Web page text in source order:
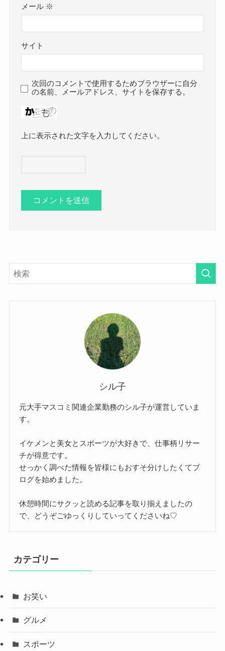
メール ※
サイト
次回のコメントで使用するためブラウザーに自分
の名前、メールアドレス、サイトを保存する。
上に表示された文字を入力してください。
シル子
元大手マスコミ関連企業勤務のシル子が運営していま
す。
イケメンと美女とスポーツが大好きで、仕事柄リサー
チが得意です。
せっかく調べた情報を皆様にもおすそ分けしたくてブ
ログを始めました。
休憩時間にサクッと読める記事を取り揃えましたの
で、どうぞごゆっくりしていってくださいね♡
カテゴリー
お笑い
グルメ
スポーツ